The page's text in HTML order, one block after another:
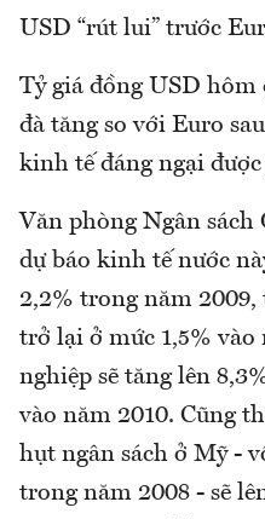
USD “rút lui” trước
Tỷ giá đồng USD hôm
đà tăng so với Euro
kinh tế đáng ngại
Văn phòng Ngân sách
dự báo kinh tế nước
2,2% trong năm
trở lại ở mức 1,5% vào
nghiệp sẽ tăng lên
vào năm 2010. Cũng
hụt ngân sách ở Mỹ -
trong năm 2008 - sẽ